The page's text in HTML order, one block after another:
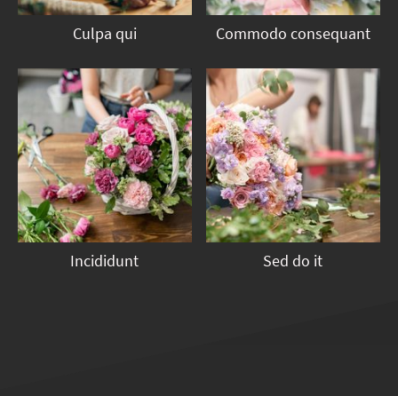
Culpa qui Commodo consequant
Incididunt Sed do it